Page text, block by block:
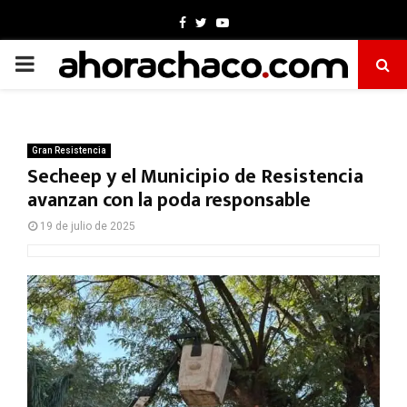
Facebook
TwitterYoutube
PRIMARY
Gran Resistencia
Secheep y el Municipio de Resistencia
avanzan con la poda responsable
19 de julio de 2025